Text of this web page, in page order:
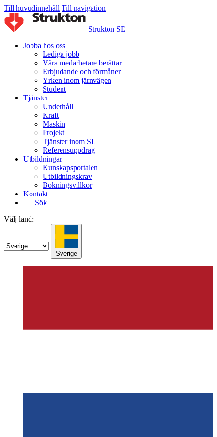
Till huvudinnehåll Till navigation
Strukton SE
Jobba hos oss
Lediga jobb
Våra medarbetare berättar
Erbjudande och förmåner
Yrken inom järnvägen
Student
Tjänster
Underhåll
Kraft
Maskin
Projekt
Tjänster inom SL
Referensuppdrag
Utbildningar
Kunskapsportalen
Utbildningskrav
Bokningsvillkor
Kontakt
Sök
Välj land:
Sverige